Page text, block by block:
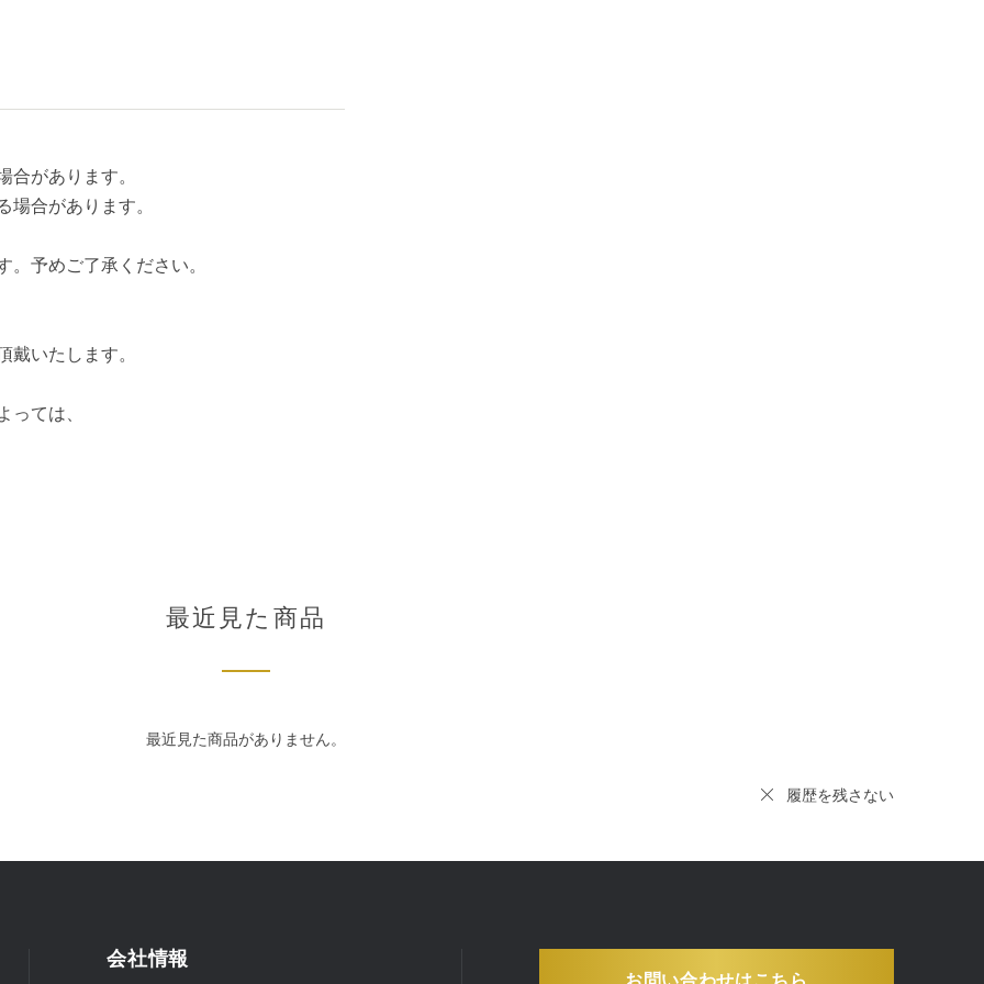
があります。
合があります。
予めご了承ください。
いたします。
ては、
最近見た商品
最近見た商品がありません。
履歴を残さない
会社情報
お問い合わせはこちら